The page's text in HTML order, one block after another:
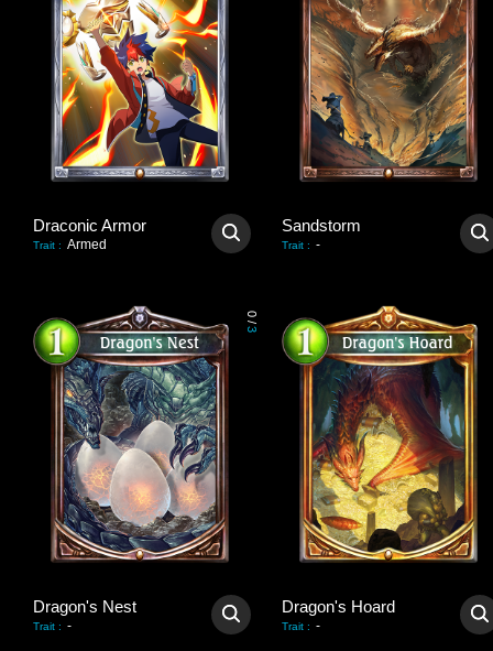
Draconic Armor
Trait : Armed
Sandstorm
Trait : -
0
/
3
Dragon's Nest
Trait : -
Dragon's Hoard
Trait : -